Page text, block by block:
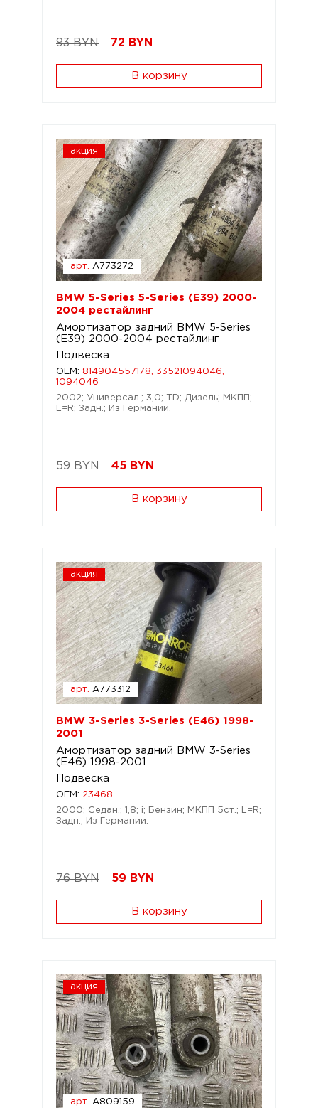
93 BYN 72 BYN
В корзину
акция
арт. A773272
BMW 5-Series 5-Series (E39) 2000-
2004 рестайлинг
Амортизатор задний BMW 5-Series
(E39) 2000-2004 рестайлинг
Подвеска
OEM: 814904557178, 33521094046,
1094046
2002; Универсал.; 3,0; TD; Дизель; МКПП;
L=R; Задн.; Из Германии.
59 BYN 45 BYN
В корзину
акция
арт. A773312
BMW 3-Series 3-Series (E46) 1998-
2001
Амортизатор задний BMW 3-Series
(E46) 1998-2001
Подвеска
OEM: 23468
2000; Седан.; 1,8; i; Бензин; МКПП 5ст.; L=R;
Задн.; Из Германии.
76 BYN 59 BYN
В корзину
акция
арт. A809159